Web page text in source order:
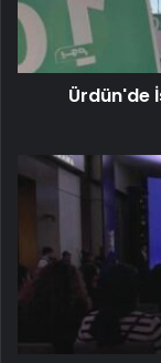
Ürdün'de